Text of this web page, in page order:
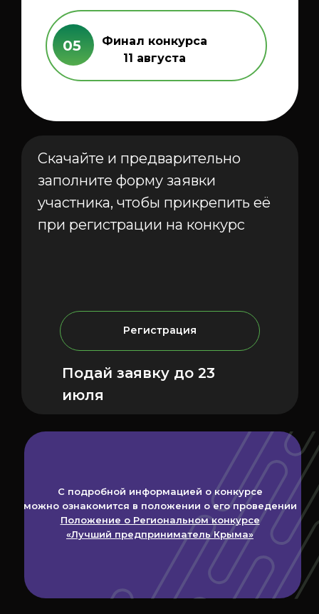
Финал конкурса
11 августа
05
Подай заявку до 23
июля
Регистрация
Скачайте и предварительно
заполните форму заявки
участника, чтобы прикрепить её
при регистрации на конкурс
С подробной информацией о конкурсе
можно ознакомится в положении о его проведении
Положение о Региональном конкурсе
«Лучший предприниматель Крыма»